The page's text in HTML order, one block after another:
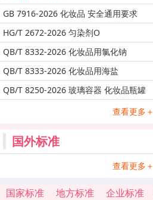
GB 7916-2026 化妆品 安全通用要求
HG/T 2672-2026 匀染剂O
QB/T 8332-2026 化妆品用氯化钠
QB/T 8333-2026 化妆品用海盐
QB/T 8250-2026 玻璃容器 化妆品瓶罐
查看更多＋
国外标准
查看更多＋
国家标准 地方标准 企业标准